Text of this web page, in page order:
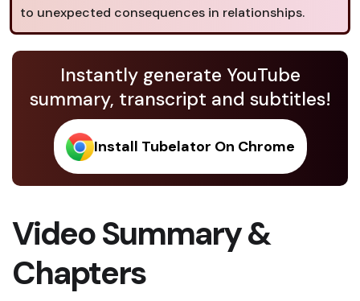
to unexpected consequences in relationships.
Instantly generate YouTube
summary, transcript and subtitles!
Install Tubelator On Chrome
Video Summary &
Chapters